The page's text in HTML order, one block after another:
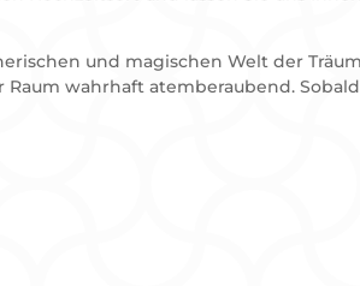
und magischen Welt der
wahrhaft atemberaubend.